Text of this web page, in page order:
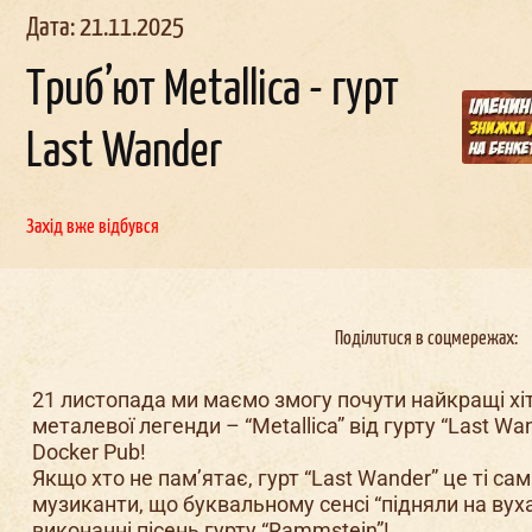
Дата: 21.11.2025
Триб’ют Metallica - гурт
Last Wander
Захід вже відбувся
Поділитися в соцмережах:
21 листопада ми маємо змогу почути найкращі
металевої легенди – “Metallica” від гурту “Last
Docker Pub!
Якщо хто не пам’ятає, гурт “Last Wander” це ті
музиканти, що буквальному сенсі “підняли на
Докерах